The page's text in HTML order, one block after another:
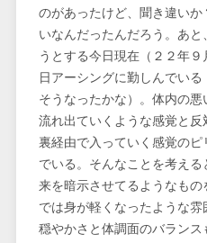
のがあったけど、聞き違い
いなんだったんだろう。あと
うとする今日現在（２２年
日アーシングに勤しんでい
そうなったかな）。体内の
流れ出ていくような感覚と
裏経由で入っていく感覚の
でいる。そんなことを考え
来を暗示させてるようなも
では身が軽くなったような
穏やかさと体調面のバランス